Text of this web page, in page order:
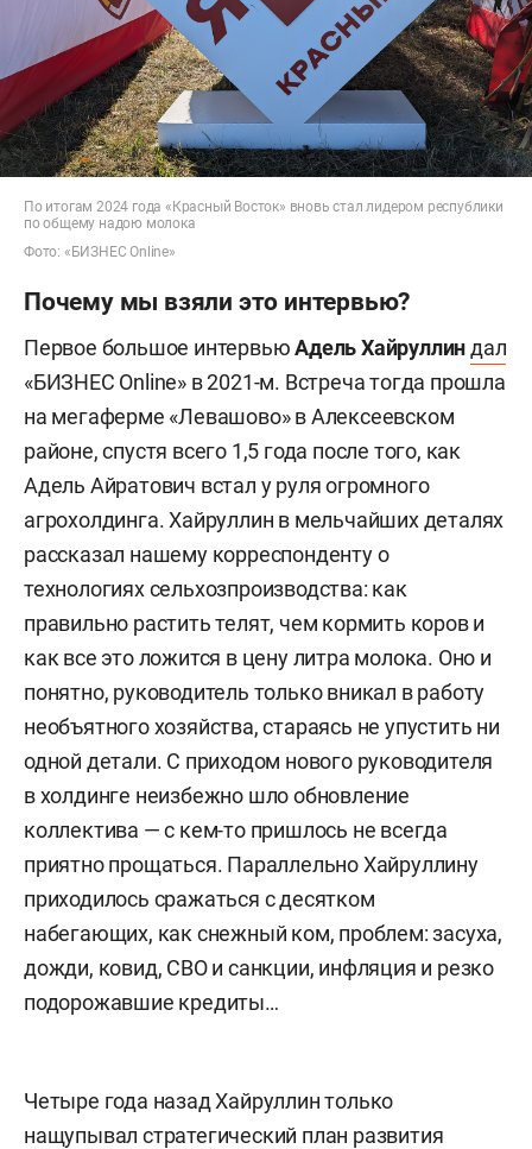
По итогам 2024 года «Красный Восток» вновь стал лидером республики
по общему надою молока
Фото: «БИЗНЕС Online»
Почему мы взяли это интервью?
Первое большое интервьюАдель Хайруллиндал
«БИЗНЕС Online» в 2021-м. Встреча тогда прошла
на мегаферме «Левашово» в Алексеевском
районе, спустя всего 1,5 года после того, как
Адель Айратович встал у руля огромного
агрохолдинга. Хайруллин в мельчайших деталях
рассказал нашему корреспонденту о
технологиях сельхозпроизводства: как
правильно растить телят, чем кормить коров и
как все это ложится в цену литра молока. Оно и
понятно, руководитель только вникал в работу
необъятного хозяйства, стараясь не упустить ни
одной детали. С приходом нового руководителя
в холдинге неизбежно шло обновление
коллектива — с кем-то пришлось не всегда
приятно прощаться. Параллельно Хайруллину
приходилось сражаться с десятком
набегающих, как снежный ком, проблем: засуха,
дожди, ковид, СВО и санкции, инфляция и резко
подорожавшие кредиты…
Четыре года назад Хайруллин только
нащупывал стратегический план развития